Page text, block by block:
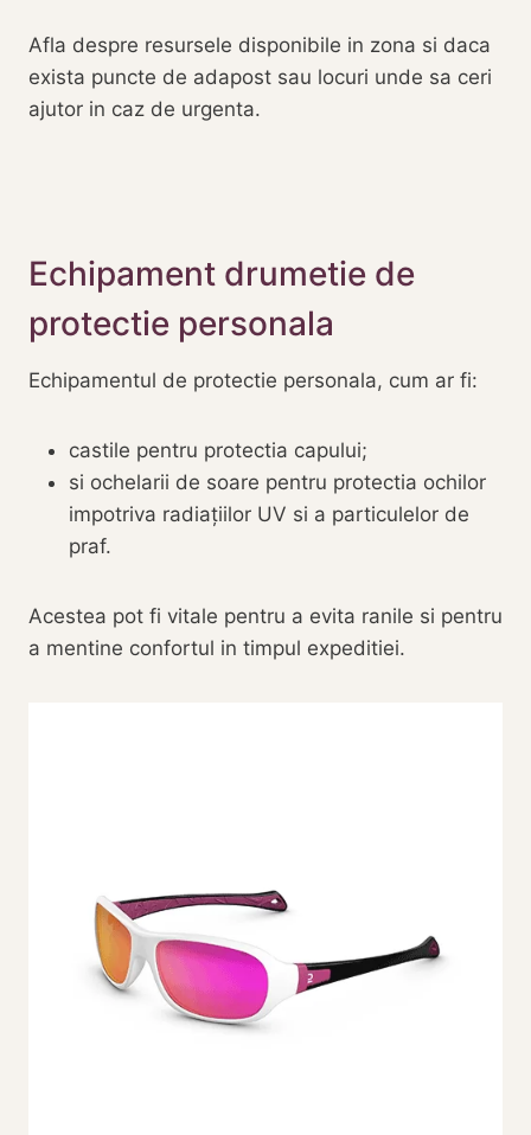
Afla despre resursele disponibile in zona si daca
exista puncte de adapost sau locuri unde sa ceri
ajutor in caz de urgenta.
Echipament drumetie de
protectie personala
Echipamentul de protectie personala, cum ar fi:
castile pentru protectia capului;
si ochelarii de soare pentru protectia ochilor
impotriva radiațiilor UV si a particulelor de
praf.
Acestea pot fi vitale pentru a evita ranile si pentru
a mentine confortul in timpul expeditiei.